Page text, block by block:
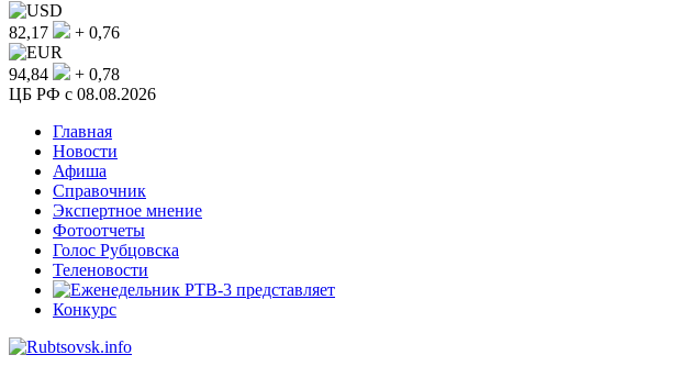
82,17 + 0,76
94,84
+ 0,78
ЦБ РФ c 08.08.2026
Главная
Новости
Афиша
Справочник
Экспертное мнение
Фотоотчеты
Голос Рубцовска
Теленовости
Конкурс